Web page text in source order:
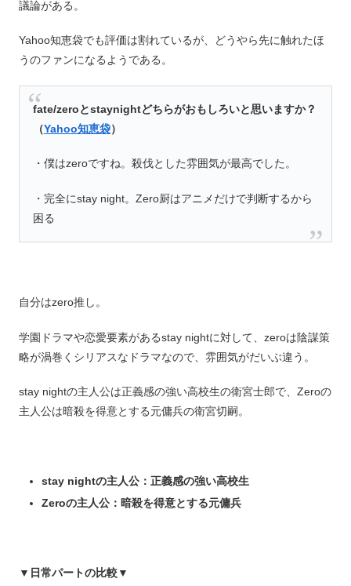
議論がある。
Yahoo知恵袋でも評価は割れているが、どうやら先に触れたほ
うのファンになるようである。
fate/zeroとstaynightどちらがおもしろいと思いますか？
（Yahoo知恵袋）
・僕はzeroですね。殺伐とした雰囲気が最高でした。
・完全にstay night。Zero厨はアニメだけで判断するから
困る
自分はzero推し。
学園ドラマや恋愛要素があるstay nightに対して、zeroは陰謀策
略が渦巻くシリアスなドラマなので、雰囲気がだいぶ違う。
stay nightの主人公は正義感の強い高校生の衛宮士郎で、Zeroの
主人公は暗殺を得意とする元傭兵の衛宮切嗣。
stay nightの主人公：正義感の強い高校生
Zeroの主人公：暗殺を得意とする元傭兵
▼ 日常パートの比較▼